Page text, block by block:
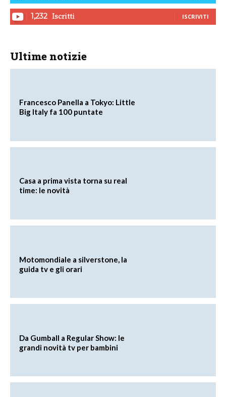
1,232 Iscritti ISCRIVITI
Ultime notizie
Francesco Panella a Tokyo: Little
Big Italy fa 100 puntate
Casa a prima vista torna su real
time: le novità
Motomondiale a silverstone, la
guida tv e gli orari
Da Gumball a Regular Show: le
grandi novità tv per bambini